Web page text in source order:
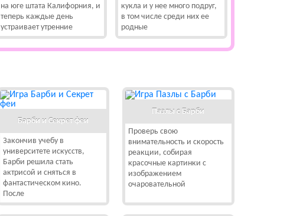
на юге штата Калифорния, и
теперь каждые день
устраивает утренние
кукла и у нее много подруг,
в том числе среди них ее
родные
Барби и Секрет феи
Закончив учебу в
университете искусств,
Барби решила стать
актрисой и сняться в
фантастическом кино.
После
Пазлы с Барби
Проверь свою
внимательность и скорость
реакции, собирая
красочные картинки с
изображением
очаровательной